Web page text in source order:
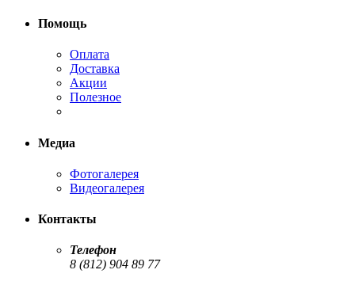
Помощь
Оплата
Доставка
Акции
Полезное
Медиа
Фотогалерея
Видеогалерея
Контакты
Телефон
8 (812) 904 89 77